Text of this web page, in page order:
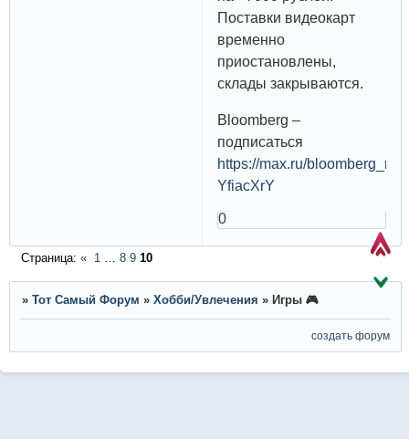
Поставки видеокарт
временно
приостановлены,
склады закрываются.
Bloomberg –
подписаться
https://max.ru/bloomberg_ru/
YfiacXrY
0
Страница: « 1 8 9 10
» Тот Самый Форум » Хобби/Увлечения » Игры 🎮
создать форум